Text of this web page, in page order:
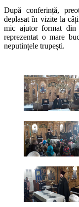
După conferință,
deplasat în vizite la
mic ajutor format din
reprezentat o mare
neputințele trupești.